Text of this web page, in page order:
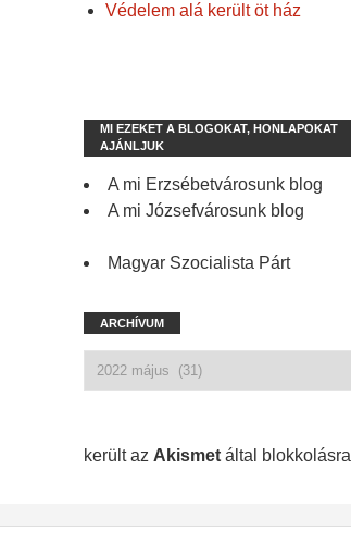
Védelem alá került öt ház
MI EZEKET A BLOGOKAT, HONLAPOKAT
AJÁNLJUK
A mi Erzsébetvárosunk blog
A mi Józsefvárosunk blog
Magyar Szocialista Párt
ARCHÍVUM
került az Akismet által blokkolásra